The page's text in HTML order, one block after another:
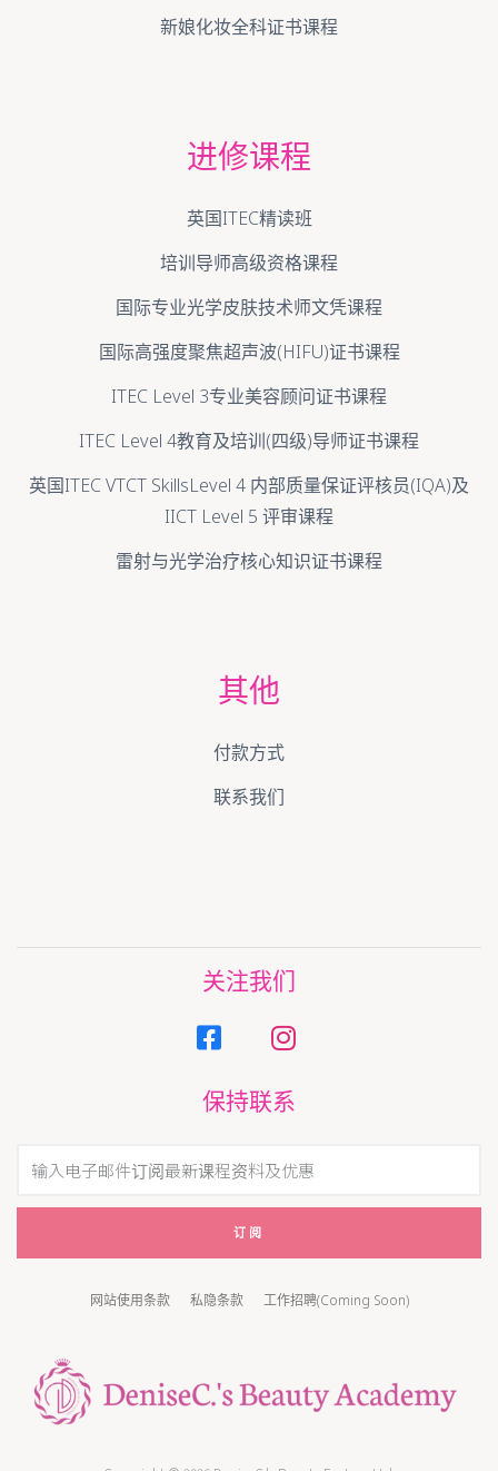
新娘化妆全科证书课程
进修课程
英国ITEC精读班
培训导师高级资格课程
国际专业光学皮肤技术师文凭课程
国际高强度聚焦超声波(HIFU)证书课程
ITEC Level 3专业美容顾问证书课程
ITEC Level 4教育及培训(四级)导师证书课程
英国ITEC VTCT SkillsLevel 4 内部质量保证评核员(IQA)及
IICT Level 5 评审课程
雷射与光学治疗核心知识证书课程
其他
付款方式
联系我们
关注我们
保持联系
订阅
网站使用条款 私隐条款 工作招聘(Coming Soon)